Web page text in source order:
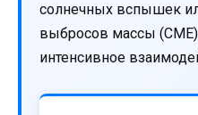
солнечных вспышек
выбросов массы
интенсивное